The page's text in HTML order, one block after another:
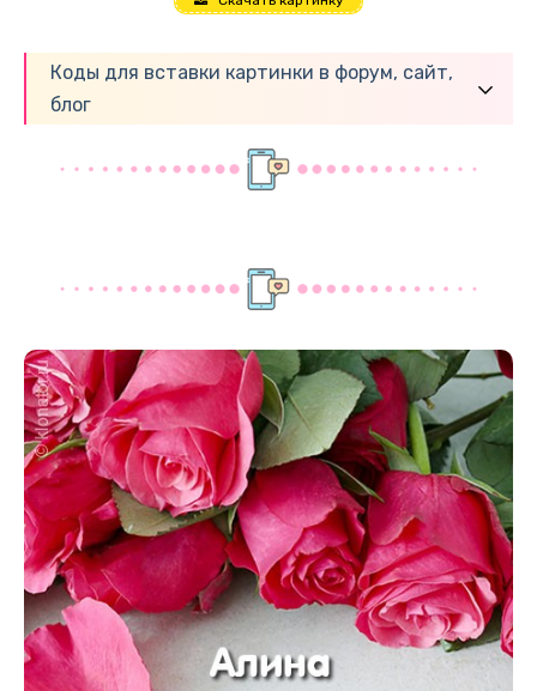
Коды для вставки картинки в форум, сайт,
блог